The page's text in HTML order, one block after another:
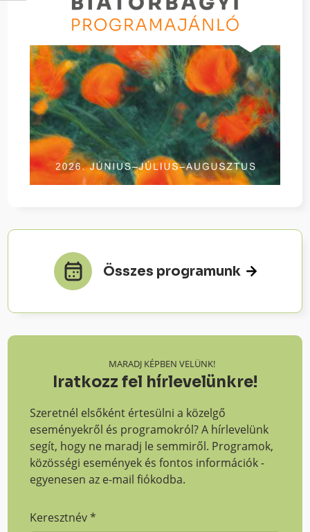
Összes programunk
MARADJ KÉPBEN VELÜNK!
Iratkozz fel hírlevelünkre!
Szeretnél elsőként értesülni a közelgő
eseményekről és programokról? A hírlevelünk
segít, hogy ne maradj le semmiről. Programok,
közösségi események és fontos információk -
egyenesen az e-mail fiókodba.
Keresztnév*